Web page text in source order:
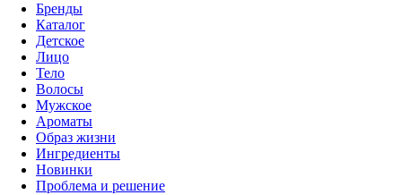
Бренды
Каталог
Детское
Лицо
Тело
Волосы
Мужское
Ароматы
Образ жизни
Ингредиенты
Новинки
Проблема и решение